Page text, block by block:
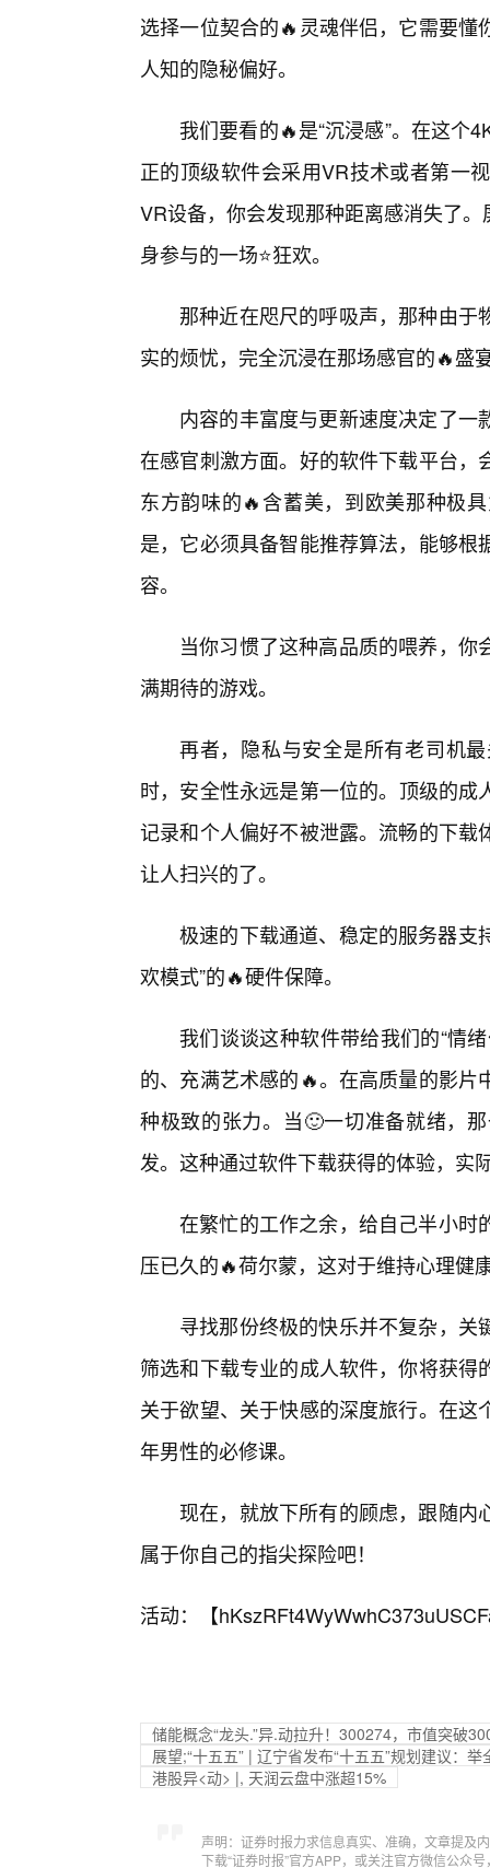
选择一位契合的🔥灵魂伴侣，它需要
人知的隐秘偏好。
我们要看的🔥是“沉浸感”。在这个
正的顶级软件会采用VR技术或者第一
VR设备，你会发现那种距离感消失了
身参与的一场⭐狂欢。
那种近在咫尺的呼吸声，那种由
实的烦忧，完全沉浸在那场感官的🔥盛
内容的丰富度与更新速度决定了
在感官刺激方面。好的软件下载平台
东方韵味的🔥含蓄美，到欧美那种极
是，它必须具备智能推荐算法，能够
容。
当你习惯了这种高品质的喂养，
满期待的游戏。
再者，隐私与安全是所有老司机
时，安全性永远是第一位的。顶级的
记录和个人偏好不被泄露。流畅的下
让人扫兴的了。
极速的下载通道、稳定的服务器支
欢模式”的🔥硬件保障。
我们谈谈这种软件带给我们的“情
的、充满艺术感的🔥。在高质量的影
种极致的张力。当🙂一切准备就绪，
发。这种通过软件下载获得的体验，实
在繁忙的工作之余，给自己半小时
压已久的🔥荷尔蒙，这对于维持心理健
寻找那份终极的快乐并不复杂，
筛选和下载专业的成人软件，你将获
关于欲望、关于快感的深度旅行。在
年男性的必修课。
现在，就放下所有的顾虑，跟随内
属于你自己的指尖探险吧！
活动：【
储能概念“龙头.”异.动拉升！300274，市值突破
展望;“十五五” | 辽宁省发布“十五五”规划建议：
港股异<动> |, 天润云盘中涨超15%
声明：证券时报力求信息真实、准确，文章提及
下载“证券时报”官方APP，或关注官方微信公众